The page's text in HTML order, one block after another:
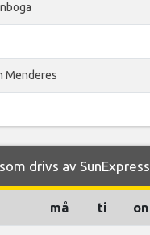
Menderes
drivs av SunExpress
må ti on